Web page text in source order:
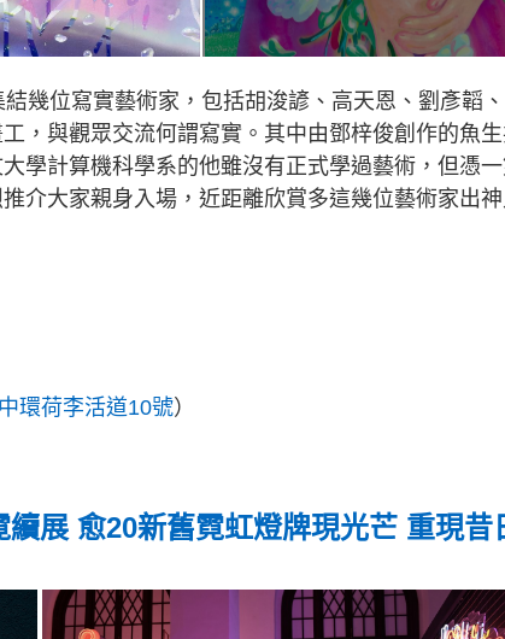
幾位寫實藝術家，包括胡浚諺、高天恩、劉彥韜
，與觀眾交流何謂寫實。其中由鄧梓俊創作的魚
學計算機科學系的他雖沒有正式學過藝術，但憑
介大家親身入場，近距離欣賞多這幾位藝術家出
中環荷李活道10號）
展 愈20新舊霓虹燈牌現光芒 重現昔